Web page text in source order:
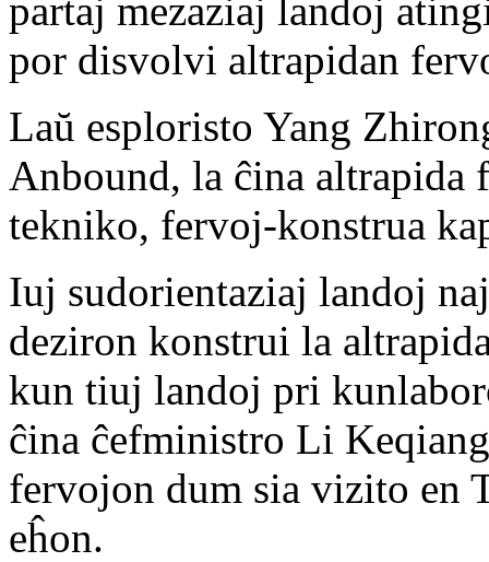
partaj mezaziaj landoj
por disvolvi altrapidan
Laŭ esploristo Yang
Anbound, la ĉina altrapida
tekniko, fervoj-konstrua
Iuj sudorientaziaj landoj
deziron konstrui la
kun tiuj landoj pri
ĉina ĉefministro Li
fervojon dum sia vizito en
eĥon.